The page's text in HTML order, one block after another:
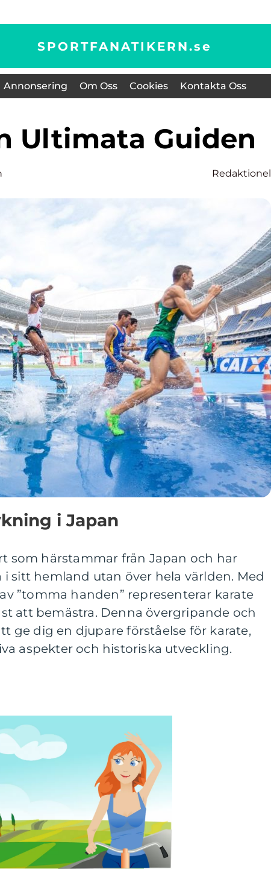
SPORTFANATIKERN.se
Annonsering Om Oss Cookies Kontakta Oss
Ultimata Guiden
Redaktionel
i Japan
som härstammar från Japan och har
sitt hemland utan över hela världen. Med
”tomma handen” representerar karate
att bemästra. Denna övergripande och
ge dig en djupare förståelse för karate,
aspekter och historiska utveckling.